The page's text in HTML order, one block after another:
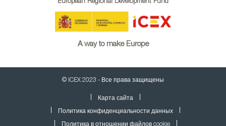
European Regional Development Fund
A way to make Europe
© ICEX 2023 - Все права защищены
Карта сайта
Политика конфиденциальности данных
Политика в отношении файлов cookie